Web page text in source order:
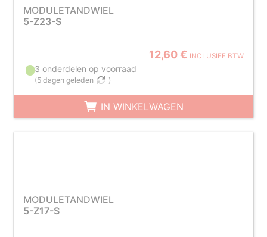
MODULETANDWIEL
5-Z23-S
12,60 € INCLUSIEF BTW
3 onderdelen op voorraad
(5 dagen geleden )
IN WINKELWAGEN
MODULETANDWIEL
5-Z17-S